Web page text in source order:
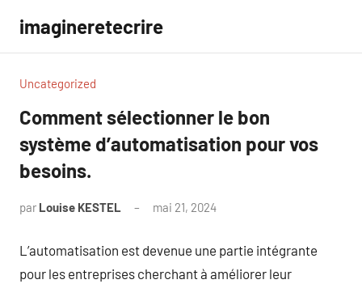
contenu
imagineretecrire
Uncategorized
Comment sélectionner le bon
système d’automatisation pour vos
besoins.
par Louise KESTEL mai 21, 2024
L’automatisation est devenue une partie intégrante
pour les entreprises cherchant à améliorer leur